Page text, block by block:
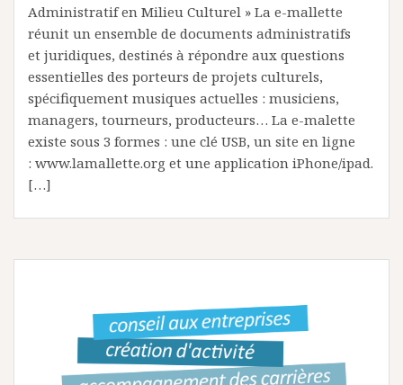
Administratif en Milieu Culturel » La e-mallette
réunit un ensemble de documents administratifs
et juridiques, destinés à répondre aux questions
essentielles des porteurs de projets culturels,
spécifiquement musiques actuelles : musiciens,
managers, tourneurs, producteurs… La e-malette
existe sous 3 formes : une clé USB, un site en ligne
: www.lamallette.org et une application iPhone/ipad.
[…]